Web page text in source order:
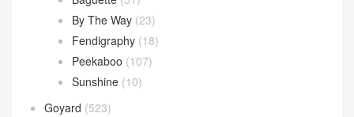
By The Way (23)
Fendigraphy (18)
Peekaboo (107)
Sunshine (10)
Goyard (523)